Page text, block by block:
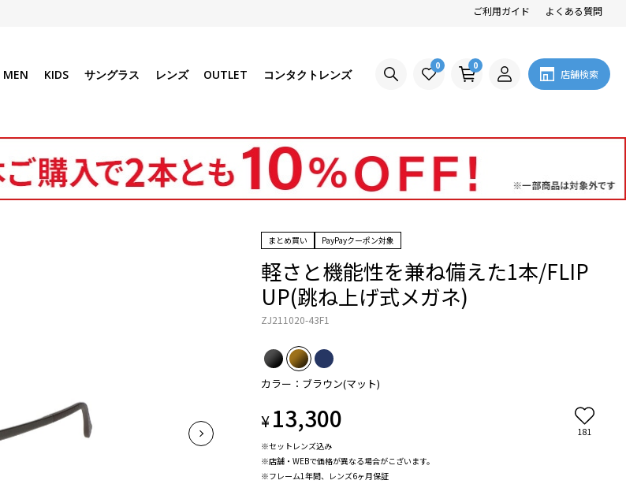
ご利用ガイド よくある質問
MEN KIDS サングラス レンズ OUTLET コンタクトレンズ
0 0
店舗検索
まとめ買い PayPayクーポン対象
軽さと機能性を兼ね備えた1本/FLIP
UP(跳ね上げ式メガネ)
ZJ211020-43F1
カラー：ブラウン(マット)
¥13,300 181
※セットレンズ込み
※店舗・WEBで価格が異なる場合がこざいます。
※フレーム1年間、レンズ6ヶ月保証